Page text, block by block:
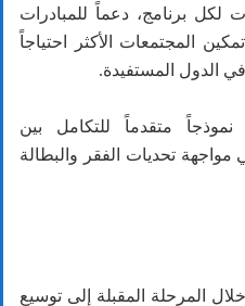
برنامج، دعماً للمبادرات
تمكين المجتمعات الأكثر احتياجاً
الدول المستفيدة.
متقدماً للتكامل بين
مواجهة تحديات الفقر والبطالة
المرحلة المقبلة إلى توسيع